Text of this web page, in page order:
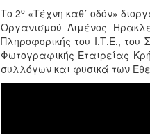
Το 2ο«Τέχνη καθ΄ οδόν»
Οργανισμού Λιμένος
Πληροφορικής του Ι.Τ.Ε., του
Φωτογραφικής Εταιρείας
συλλόγων και φυσικά των